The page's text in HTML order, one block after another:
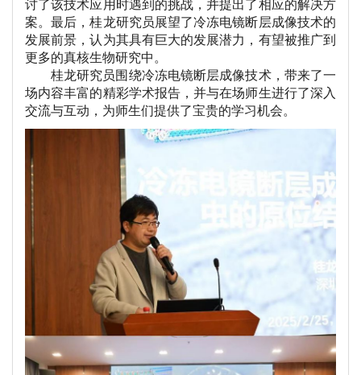
讨了该技术应用时遇到的挑战，并提出了相应的解决方
案。最后，桂龙研究员展望了冷冻电镜断层成像技术的
发展前景，认为其具有巨大的发展潜力，有望被推广到
更多的真核生物研究中。
桂龙研究员围绕冷冻电镜断层成像技术，带来了一
场内容丰富的精彩学术报告，并与在场师生进行了深入
交流与互动，为师生们提供了宝贵的学习机会。